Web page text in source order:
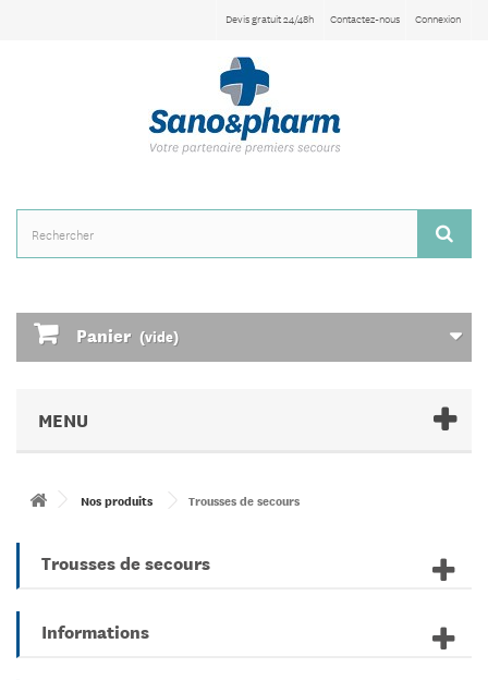
Connexion
Contactez-nous
Devis gratuit 24/48h
Panier (vide)
MENU
Nos produits Trousses de secours
Trousses de secours
Informations